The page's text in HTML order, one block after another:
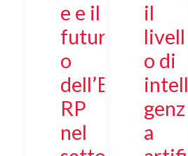
e e il
futur
o
dell’E
RP
nel
il
livell
o di
intelli
genz
a